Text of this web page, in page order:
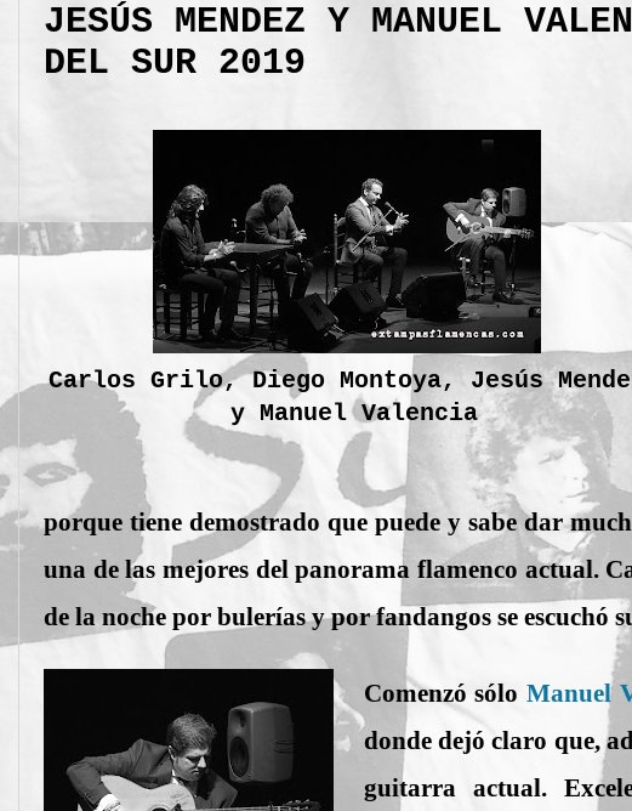
JESÚS MENDEZ Y MANUEL
DEL SUR 2019
Carlos Grilo, Diego Montoya, Jesús
y Manuel Valencia
porque tiene demostrado que puede y sabe dar
una de las mejores del panorama flamenco actual.
de la noche por bulerías y por fandangos se
Comenzó sóloManuel
donde dejó claro que,
guitarra actual.